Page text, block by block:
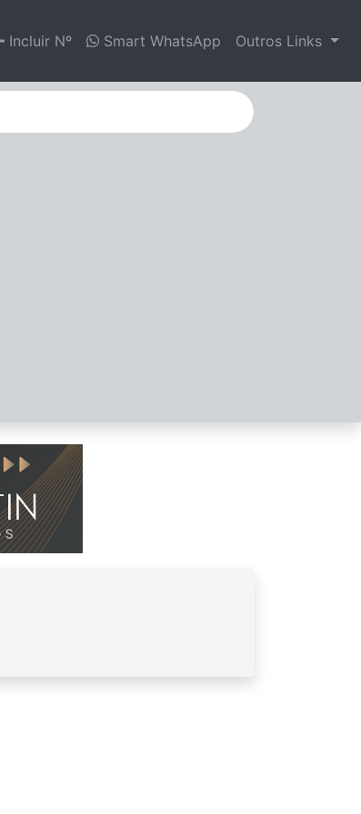
Incluir Nº Smart WhatsApp Outros Links